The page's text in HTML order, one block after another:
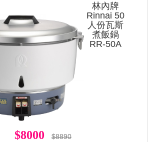
林內牌
Rinnai 50
人份瓦斯
煮飯鍋
RR-50A
$8000 $8890